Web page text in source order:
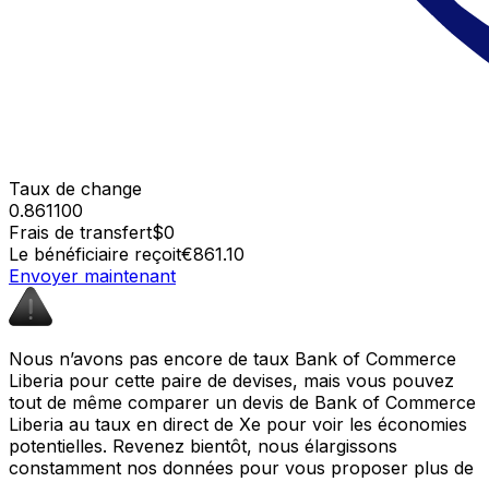
Taux de change
0.861100
Frais de transfert$0
Le bénéficiaire reçoit€861.10
Envoyer maintenant
Nous n’avons pas encore de taux Bank of Commerce
Liberia pour cette paire de devises, mais vous pouvez
tout de même comparer un devis de Bank of Commerce
Liberia au taux en direct de Xe pour voir les économies
potentielles. Revenez bientôt, nous élargissons
constamment nos données pour vous proposer plus de